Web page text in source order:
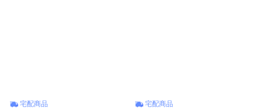
宅配商品 宅配商品